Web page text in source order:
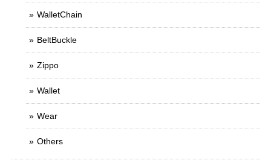
WalletChain
BeltBuckle
Zippo
Wallet
Wear
Others